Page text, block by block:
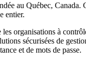
au Québec, Canada.
entier.
organisations à
sécurisées de
et de mots de passe.